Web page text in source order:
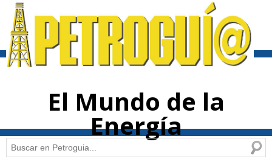
contenido
El Mundo de la
Energía
Buscar